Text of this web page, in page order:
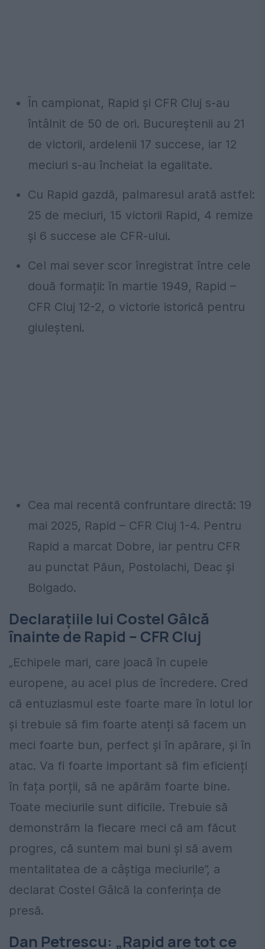
În campionat, Rapid și CFR Cluj s-au
întâlnit de 50 de ori. Bucureștenii au 21
de victorii, ardelenii 17 succese, iar 12
meciuri s-au încheiat la egalitate.
Cu Rapid gazdă, palmaresul arată astfel:
25 de meciuri, 15 victorii Rapid, 4 remize
și 6 succese ale CFR-ului.
Cel mai sever scor înregistrat între cele
două formații: în martie 1949, Rapid –
CFR Cluj 12-2, o victorie istorică pentru
giuleșteni.
Cea mai recentă confruntare directă: 19
mai 2025, Rapid – CFR Cluj 1-4. Pentru
Rapid a marcat Dobre, iar pentru CFR
au punctat Păun, Postolachi, Deac și
Bolgado.
Declarațiile lui Costel Gâlcă
înainte de Rapid – CFR Cluj
„Echipele mari, care joacă în cupele
europene, au acel plus de încredere. Cred
că entuziasmul este foarte mare în lotul lor
și trebuie să fim foarte atenți să facem un
meci foarte bun, perfect și în apărare, și în
atac. Va fi foarte important să fim eficienți
în fața porții, să ne apărăm foarte bine.
Toate meciurile sunt dificile. Trebuie să
demonstrăm la fiecare meci că am făcut
progres, că suntem mai buni și să avem
mentalitatea de a câștiga meciurile”, a
declarat Costel Gâlcă la conferința de
presă.
Dan Petrescu: „Rapid are tot ce